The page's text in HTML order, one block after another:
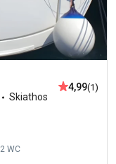
Skiathos
4,99(1)
2 WC